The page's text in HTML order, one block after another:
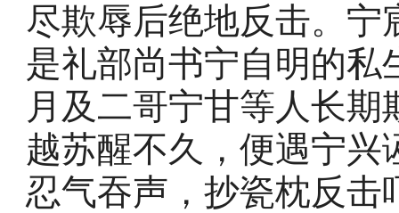
尽欺辱后绝地反击。宁
是礼部尚书宁自明的
月及二哥宁甘等人长
越苏醒不久，便遇宁
忍气吞声，抄瓷枕反击